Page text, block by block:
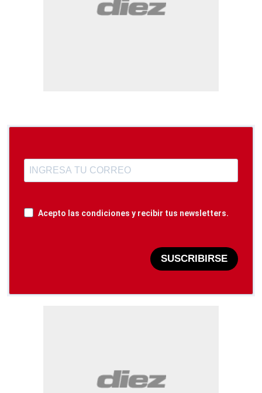
Acepto las condiciones y recibir tus newsletters.
SUSCRIBIRSE